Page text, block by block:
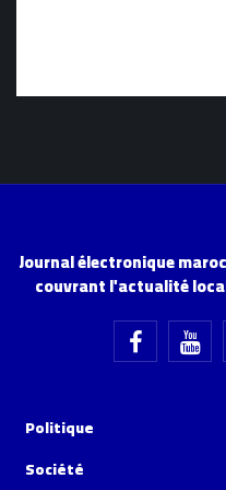
Journal électronique
couvrant l'actualité
Politique
Société